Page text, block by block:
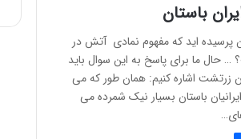
باستان
پرسیده اید که مفهوم نمادی آتش در
… حال ما برای پاسخ به این سوال باید
زرتشت اشاره کنیم: همان طور که می
باستان بسیار نیک شمرده می